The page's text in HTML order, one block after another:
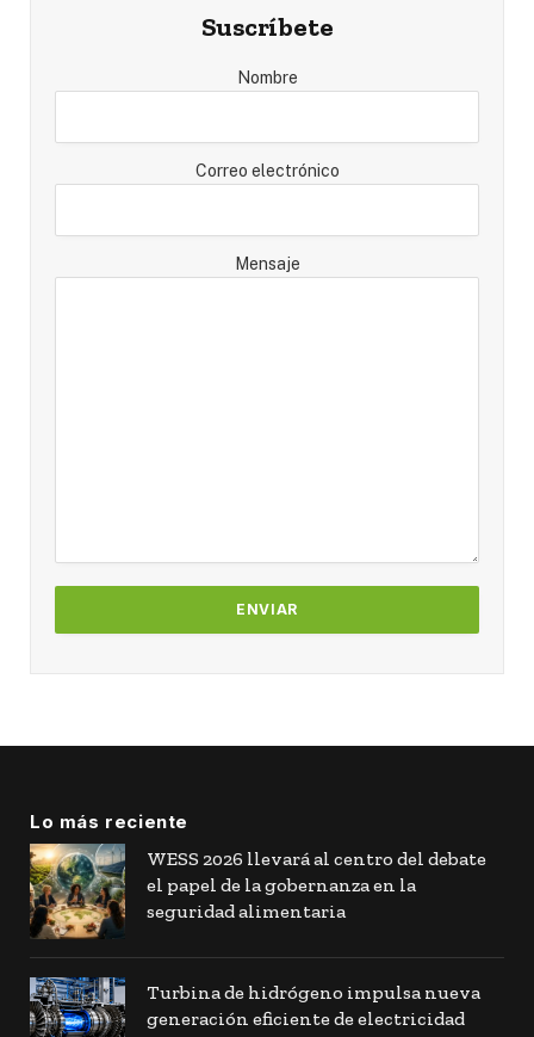
Suscríbete
Nombre
Correo electrónico
Mensaje
Lo más reciente
WESS 2026 llevará al centro del debate
el papel de la gobernanza en la
seguridad alimentaria
Turbina de hidrógeno impulsa nueva
generación eficiente de electricidad